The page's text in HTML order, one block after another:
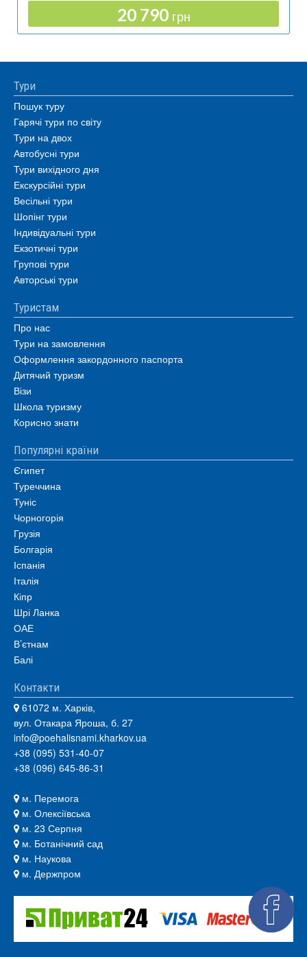
20 790 грн
Тури
Пошук туру
Гарячі тури по світу
Тури на двох
Автобусні тури
Тури вихідного дня
Екскурсійні тури
Весільні тури
Шопінг тури
Індивідуальні тури
Екзотичні тури
Групові тури
Авторські тури
Туристам
Про нас
Тури на замовлення
Оформлення закордонного паспорта
Дитячий туризм
Візи
Школа туризму
Корисно знати
Популярні країни
Єгипет
Туреччина
Туніс
Чорногорія
Грузія
Болгарія
Іспанія
Італія
Кіпр
Шрі Ланка
ОАЕ
В’єтнам
Балі
Контакти
61072 м. Харків,
вул. Отакара Яроша, б. 27
info@poehalisnami.kharkov.ua
+38 (095) 531-40-07
+38 (096) 645-86-31
м. Перемога
м. Олексіївська
м. 23 Серпня
м. Ботанічний сад
м. Наукова
м. Держпром